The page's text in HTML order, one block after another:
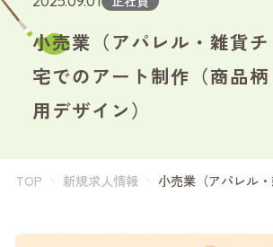
小売業（アパレル・雑貨
宅でのアート制作（商品
用デザイン）
TOP 新規求人情報 小売業（アパレル